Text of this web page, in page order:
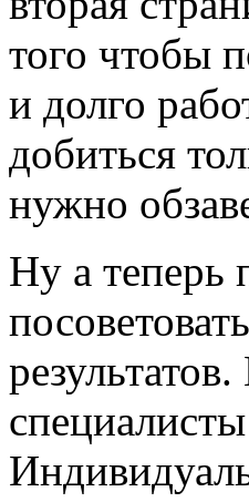
того чтобы
и долго
добиться
нужно
Ну а теперь